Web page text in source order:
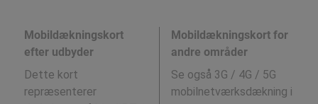
Mobildækningskort
efter udbyder
Dette kort
repræsenterer
Mobildækningskort for
andre områder
Se også 3G / 4G / 5G
mobilnetværksdækning i